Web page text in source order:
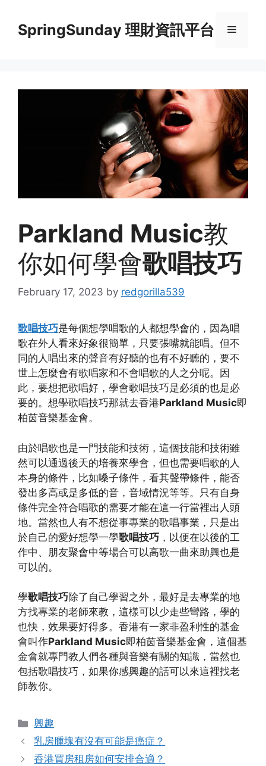
contentSpringSunday 理財資訊平台 Menu
Parkland Music教
你如何學會歌唱技巧
February 17, 2023 by redgorilla539
歌唱技巧是每個想學唱歌的人都想學會的，因為唱
歌在外人看來好象很簡單，只要張嘴就能唱。但不
同的人唱出來的聲音有好聽的也有不好聽的，要不
世上怎麼會有歌唱家和不會唱歌的人之分呢。因
此，要想把歌唱好，學會歌唱技巧是必須的也是必
要的。想學歌唱技巧那就去香港Parkland Music即
柏茵音樂基金會。
由於唱歌也是一門技能和技術，這個技能和技術雖
然可以通過後天的培養來學會，但也需要唱歌的人
本身的條件，比如嗓子條件，看其聲帶條件，能否
發出多高或是多低的音，音域情況等等。只有自身
條件完全符合唱歌的需要才能在這一行當裡出人頭
地。當然也人有不想從事專業的歌唱事業，只是出
於自己的愛好想學一學歌唱技巧 ，以便在以後的工
作中、朋友聚會中等場合可以高歌一曲來助興也是
可以的。
學歌唱技巧除了自己學習之外，最好是去專業的地
方找專業的老師來教，這樣可以少走些彎路，學的
也快，效果要好得多。香港有一家非盈利性的基金
會叫作Parkland Music即柏茵音樂基金會，這個基
金會就專門教人們各種與音樂有關的知識，當然也
包括歌唱技巧，如果你感興趣的話可以來這裡找老
師教你。
Categories
興趣
乳房腫塊有沒有可能是癌症？
香港買房租房如何安排合適？